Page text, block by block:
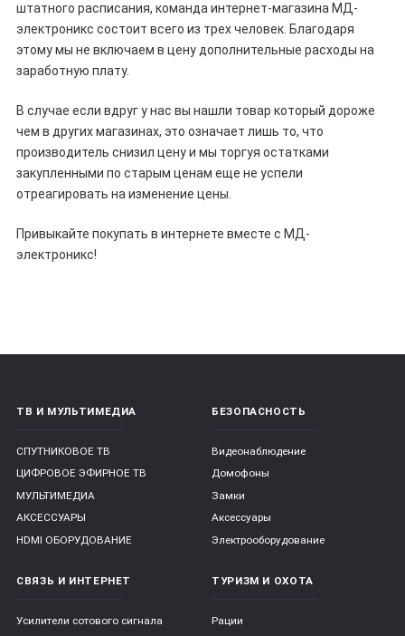
штатного расписания, команда интернет-магазина МД-
электроникс состоит всего из трех человек. Благодаря
этому мы не включаем в цену дополнительные расходы на
заработную плату.
В случае если вдруг у нас вы нашли товар который дороже
чем в других магазинах, это означает лишь то, что
производитель снизил цену и мы торгуя остатками
закупленными по старым ценам еще не успели
отреагировать на изменение цены.
Привыкайте покупать в интернете вместе с МД-
электроникс!
ТВ И МУЛЬТИМЕДИА
СПУТНИКОВОЕ ТВ
ЦИФРОВОЕ ЭФИРНОЕ ТВ
МУЛЬТИМЕДИА
АКСЕССУАРЫ
HDMI ОБОРУДОВАНИЕ
БЕЗОПАСНОСТЬ
Видеонаблюдение
Домофоны
Замки
Аксессуары
Электрооборудование
СВЯЗЬ И ИНТЕРНЕТ
Усилители сотового сигнала
ТУРИЗМ И ОХОТА
Рации